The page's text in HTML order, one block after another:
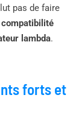
pas de faire
compatibilité
lambda.
forts et